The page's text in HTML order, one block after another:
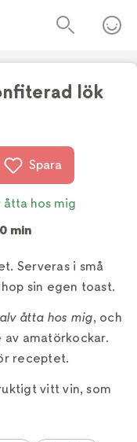
lök
Spara
åtta hos mig
min
Serveras i små
sin egen toast.
åtta hos mig, och
amatörkockar.
receptet.
vitt vin, som